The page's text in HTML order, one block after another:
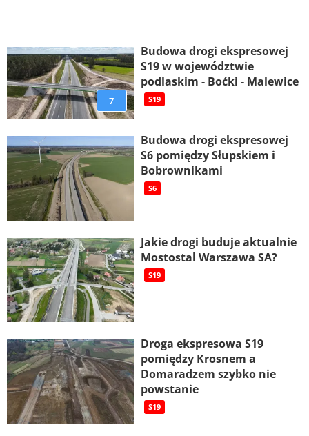
7
Budowa drogi ekspresowej
S19 w województwie
podlaskim - Boćki - Malewice
S19
Budowa drogi ekspresowej
S6 pomiędzy Słupskiem i
Bobrownikami
S6
Jakie drogi buduje aktualnie
Mostostal Warszawa SA?
S19
Droga ekspresowa S19
pomiędzy Krosnem a
Domaradzem szybko nie
powstanie
S19